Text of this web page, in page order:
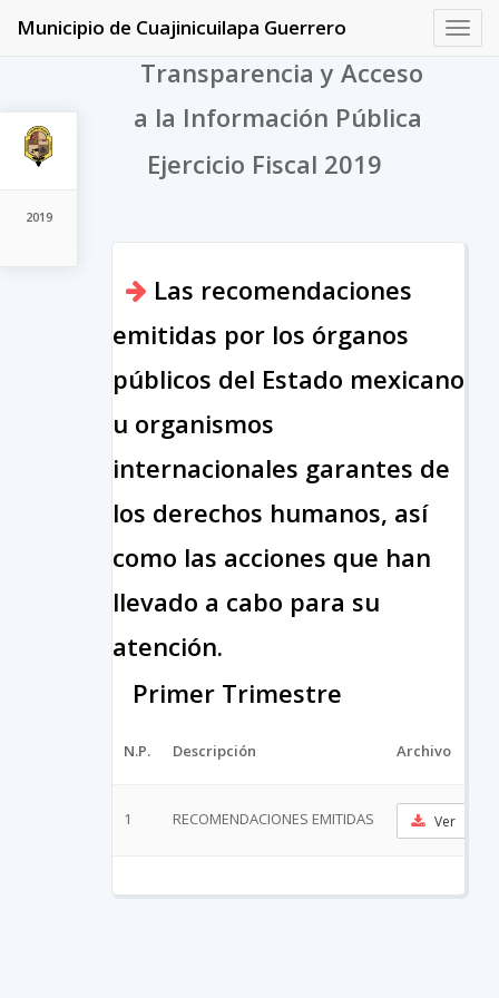
2019
Municipio de Cuajinicuilapa Guerrero
Transparencia y Acceso
a la Información Pública
Ejercicio Fiscal 2019
Las recomendaciones
emitidas por los órganos
públicos del Estado mexicano
u organismos
internacionales garantes de
los derechos humanos, así
como las acciones que han
llevado a cabo para su
atención.
Primer Trimestre
N.P. Descripción Archivo
1 RECOMENDACIONES EMITIDAS Ver